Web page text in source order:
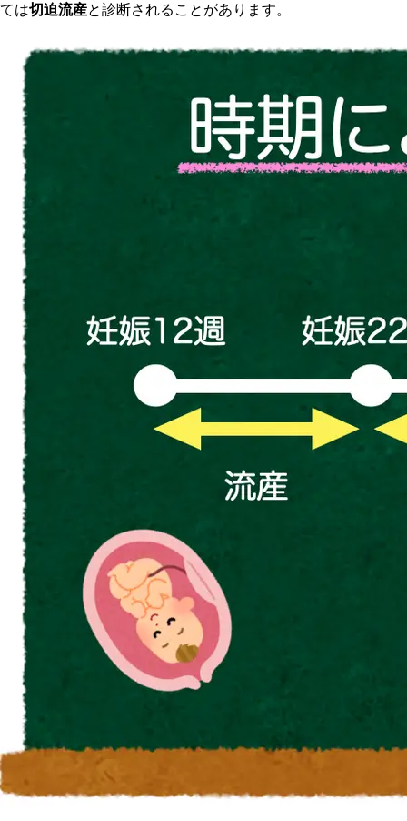
ては切迫流産と診断されることがあります。